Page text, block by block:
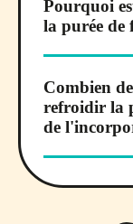
Pourquoi
la purée de
Combien
refroidir la
de